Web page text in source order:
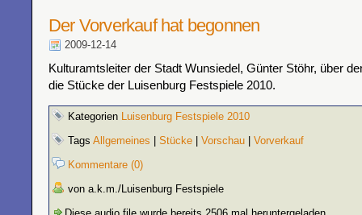
Der Vorverkauf hat begonnen
2009-12-14
Kulturamtsleiter der Stadt Wunsiedel, Günter Stöhr, über
die Stücke der Luisenburg Festspiele 2010.
Kategorien Luisenburg Festspiele 2010
Tags Allgemeines Stücke Vorschau
Vorverkauf
Kommentare (0)
von a.k.m./Luisenburg Festspiele